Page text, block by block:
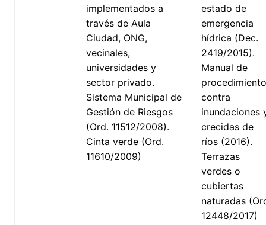
implementados a
través de Aula
Ciudad, ONG,
vecinales,
universidades y
sector privado.
Sistema Municipal de
Gestión de Riesgos
(Ord. 11512/2008).
Cinta verde (Ord.
11610/2009)
estado de
emergencia
hídrica (Dec.
2419/2015).
Manual de
procedimiento
contra
inundaciones
crecidas de
ríos (2016).
Terrazas
verdes o
cubiertas
naturadas
12448/2017)